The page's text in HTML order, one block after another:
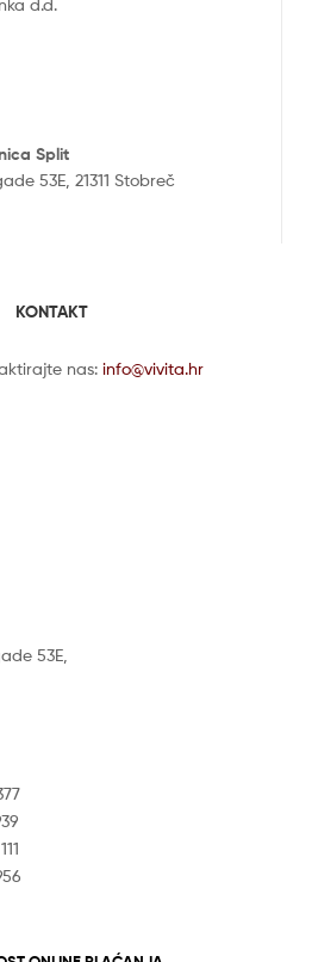
d.d.
Split
53E, 21311 Stobreč
KONTAKT
nas: info@vivita.hr
53E,